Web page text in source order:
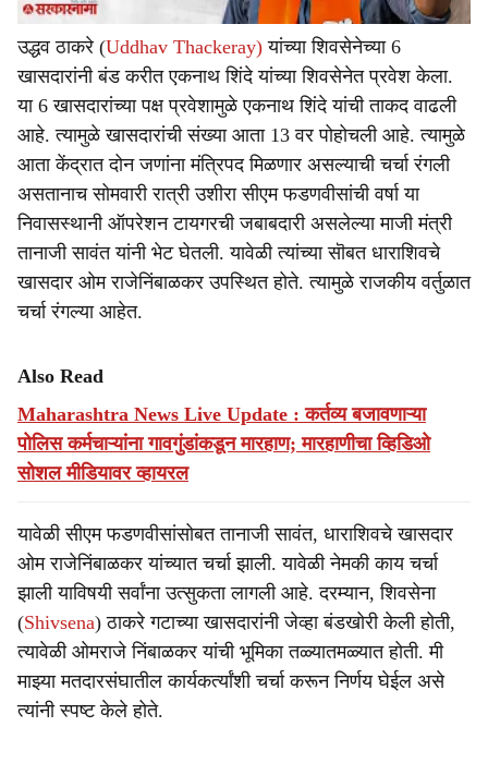
उद्धव ठाकरे (Uddhav Thackeray) यांच्या शिवसेनेच्या 6
खासदारांनी बंड करीत एकनाथ शिंदे यांच्या शिवसेनेत प्रवेश केला.
या 6 खासदारांच्या पक्ष प्रवेशामुळे एकनाथ शिंदे यांची ताकद वाढली
आहे. त्यामुळे खासदारांची संख्या आता 13 वर पोहोचली आहे. त्यामुळे
आता केंद्रात दोन जणांना मंत्रिपद मिळणार असल्याची चर्चा रंगली
असतानाच सोमवारी रात्री उशीरा सीएम फडणवीसांची वर्षा या
निवासस्थानी ऑपरेशन टायगरची जबाबदारी असलेल्या माजी मंत्री
तानाजी सावंत यांनी भेट घेतली. यावेळी त्यांच्या सॊबत धाराशिवचे
खासदार ओम राजेनिंबाळकर उपस्थित होते. त्यामुळे राजकीय वर्तुळात
चर्चा रंगल्या आहेत.
Also Read
Maharashtra News Live Update : कर्तव्य बजावणाऱ्या
पोलिस कर्मचाऱ्यांना गावगुंडांकडून मारहाण; मारहाणीचा व्हिडिओ
सोशल मीडियावर व्हायरल
यावेळी सीएम फडणवीसांसोबत तानाजी सावंत, धाराशिवचे खासदार
ओम राजेनिंबाळकर यांच्यात चर्चा झाली. यावेळी नेमकी काय चर्चा
झाली याविषयी सर्वांना उत्सुकता लागली आहे. दरम्यान, शिवसेना
(Shivsena) ठाकरे गटाच्या खासदारांनी जेव्हा बंडखोरी केली होती,
त्यावेळी ओमराजे निंबाळकर यांची भूमिका तळ्यातमळ्यात होती. मी
माझ्या मतदारसंघातील कार्यकर्त्यांशी चर्चा करून निर्णय घेईल असे
त्यांनी स्पष्ट केले होते.